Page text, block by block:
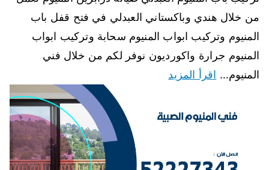
من خلال هندي وباكستاني العبدلي في فتح قفل باب
المنيوم وتركيب ابواب المنيوم سحابة وتركيب ابواب
المنيوم جرارة واكورديون نوفر لكم من خلال فني
المنيوم… اقرأ المزيد